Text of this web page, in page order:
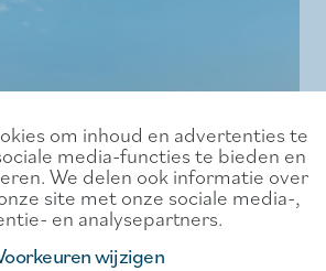
om inhoud en advertenties te
media-functies te bieden en
We delen ook informatie over
site met onze sociale media-,
en analysepartners.
wijzigen